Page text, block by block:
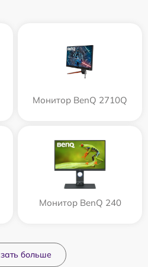
Монитор BenQ 2710Q
Монитор BenQ 240
больше